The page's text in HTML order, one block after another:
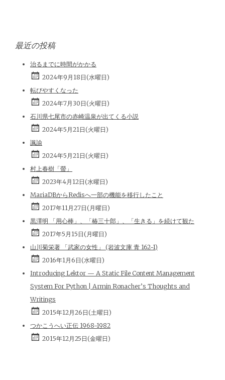
最近の投稿
治るまでに時間がかかる
2024年9月18日(水曜日)
転びやすくなった
2024年7月30日(火曜日)
石川県七尾市の赤崎温泉が出てくる小説
2024年5月21日(火曜日)
諷諭
2024年5月21日(火曜日)
村上春樹「螢」
2023年4月12日(水曜日)
MariaDBからRedisへ一部の機能を移行したこと
2017年11月27日(月曜日)
黒澤明 「用心棒」、「椿三十郎」、「生きる」を続けて観た
2017年5月15日(月曜日)
山川菊栄著 「武家の女性」 (岩波文庫 青 162-1)
2016年1月6日(水曜日)
Introducing Lektor — A Static File Content Management
System For Python | Armin Ronacher’s Thoughts and
Writings
2015年12月26日(土曜日)
つかこうへい正伝 1968-1982
2015年12月25日(金曜日)